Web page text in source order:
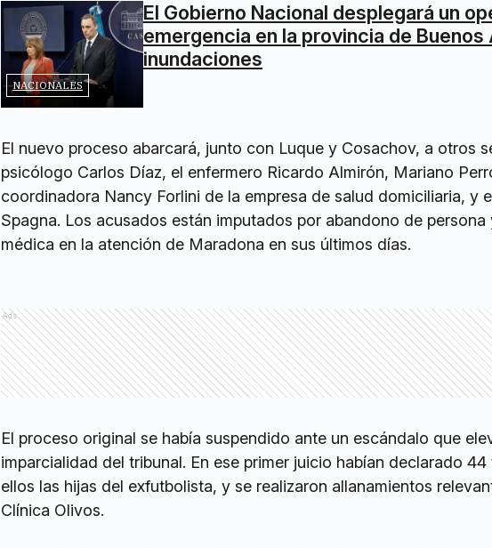
NACIONALES
El Gobierno Nacional desplegará un
emergencia en la provincia de Buenos
inundaciones
El nuevo proceso abarcará, junto con Luque y Cosachov, a otros
psicólogo Carlos Díaz, el enfermero Ricardo Almirón, Mariano
coordinadora Nancy Forlini de la empresa de salud domiciliaria, y
Spagna. Los acusados están imputados por abandono de persona
médica en la atención de Maradona en sus últimos días.
Ads
El proceso original se había suspendido ante un escándalo que
imparcialidad del tribunal. En ese primer juicio habían declarado
ellos las hijas del exfutbolista, y se realizaron allanamientos
Clínica Olivos.